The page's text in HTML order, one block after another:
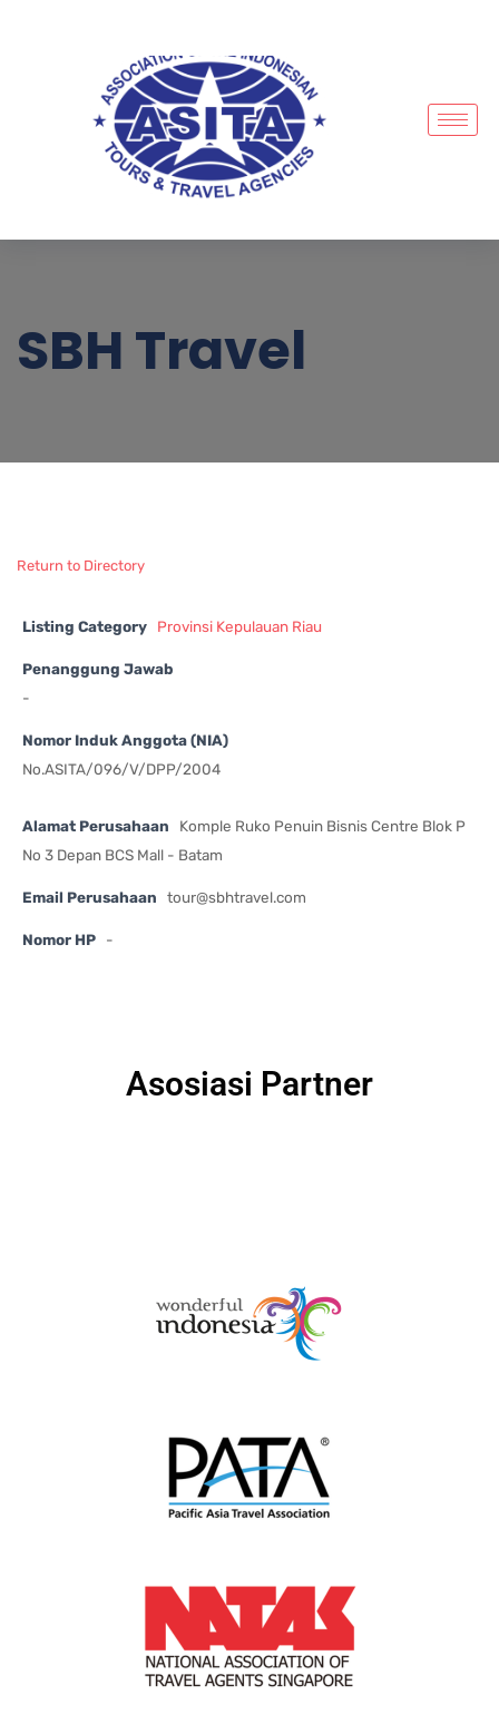
SBH Travel
Return to Directory
Listing Category Provinsi Kepulauan Riau
Penanggung Jawab
-
Nomor Induk Anggota (NIA)
No.ASITA/096/V/DPP/2004
Alamat Perusahaan
Komple Ruko Penuin Bisnis Centre Blok P
No 3 Depan BCS Mall - Batam
Email Perusahaan tour@sbhtravel.com
Nomor HP -
Asosiasi Partner